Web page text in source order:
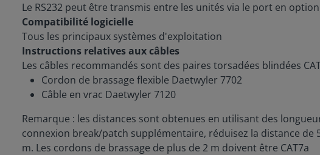
Le RS232 peut être transmis entre les unités via le port en
Compatibilité logicielle
Tous les principaux systèmes d'exploitation
Instructions relatives aux câbles
Les câbles recommandés sont des paires torsadées blindées
Cordon de brassage flexible Daetwyler 7702
Câble en vrac Daetwyler 7120
Remarque : les distances sont obtenues en utilisant des
connexion break/patch supplémentaire, réduisez la distance
m. Les cordons de brassage de plus de 2 m doivent être CAT7a